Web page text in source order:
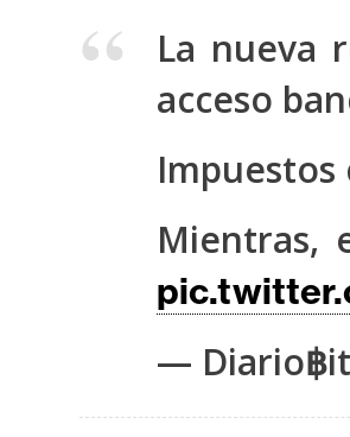
e
a
La nueva
acceso
Mientras,
— Diario฿